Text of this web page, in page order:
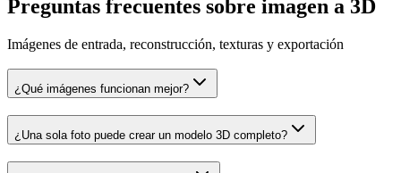
Preguntas frecuentes sobre imagen a 3D
Imágenes de entrada, reconstrucción, texturas y exportación
¿Qué imágenes funcionan mejor?
¿Una sola foto puede crear un modelo 3D completo?